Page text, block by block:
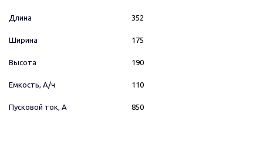
Длина 352
Ширина 175
Высота 190
Емкость, А/ч 110
Пусковой ток, А 850